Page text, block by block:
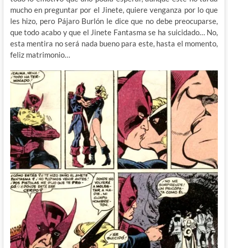
mucho en preguntar por el Jinete, quiere venganza por lo que
les hizo, pero Pájaro Burlón le dice que no debe preocuparse,
que todo acabo y que el Jinete Fantasma se ha suicidado… No,
esta mentira no será nada bueno para este, hasta el momento,
feliz matrimonio…